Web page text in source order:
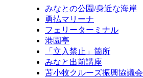
みなとの公園/身近な海岸
勇払マリーナ
フェリーターミナル
港園亭
「立入禁止」箇所
みなと出前講座
苫小牧クルーズ振興協議会